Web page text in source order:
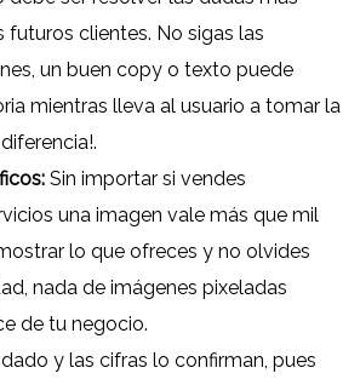
futuros clientes. No sigas las
un buen copy o texto puede
mientras lleva al usuario a tomar la
Sin importar si vendes
una imagen vale más que mil
lo que ofreces y no olvides
nada de imágenes pixeladas
de tu negocio.
y las cifras lo confirman, pues